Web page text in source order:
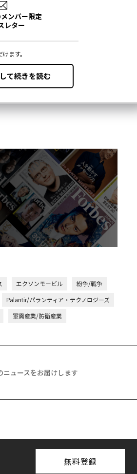
エクソンモービル
紛争/戦争
Palantir/パランティア・テクノロジーズ
軍需産業/防衛産業
ュースをお届けします
無料登録